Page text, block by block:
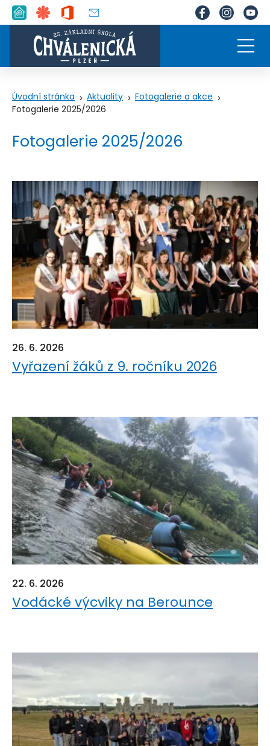
Úvodní stránka Aktuality
Fotogalerie a akce
Fotogalerie 2025/2026
Fotogalerie 2025/2026
26. 6. 2026
Vyřazení žáků z 9. ročníku 2026
22. 6. 2026
Vodácké výcviky na Berounce